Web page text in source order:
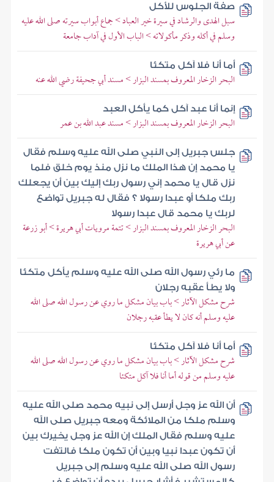
صفة الجلوس للأكل
سبل الهدى والرشاد في سيرة خير العباد > جماع أبواب سيرته صلى الله عليه
وسلم في أكله وذكر مأكولاته > الباب الأول في آداب جامعة
أما أنا فلا آكل متكئا
البحر الزخار المعروف بمسند البزار > مسند أبي جحيفة رضي الله عنه
إنما أنا عبد آكل كما يأكل العبد
البحر الزخار المعروف بمسند البزار > مسند عبد الله بن عمر
جلس جبريل إلى النبي صلى الله عليه وسلم فقال
يا محمد إن هذا الملك ما نزل منذ يوم خلق فلما
نزل قال يا محمد إني رسول ربك إليك بين أن يجعلك
ربك ملكا أو عبدا رسولا ؟ فقال له جبريل تواضع
لربك يا محمد قال عبدا رسولا
البحر الزخار المعروف بمسند البزار > تتمة مرويات أبي هريرة > أبو زرعة
عن أبي هريرة
ما رئي رسول الله صلى الله عليه وسلم يأكل متكئا
ولا يطأ عقبه رجلان
شرح مشكل الآثار > باب بيان مشكل ما روي عن رسول الله صلى الله
عليه وسلم أنه كان لا يطأ عقبه رجلان
أما أنا فلا آكل متكئا
شرح مشكل الآثار > باب بيان مشكل ما روي عن رسول الله صلى الله
عليه وسلم من قوله أما أنا فلا آكل متكئا
أن الله عز وجل أرسل إلى نبيه محمد صلى الله عليه
وسلم ملكا من الملائكة ومعه جبريل صلى الله
عليه وسلم فقال الملك إن الله عز وجل يخيرك بين
أن تكون عبدا نبيا وبين أن تكون ملكا فالتفت
رسول الله صلى الله عليه وسلم إلى جبريل